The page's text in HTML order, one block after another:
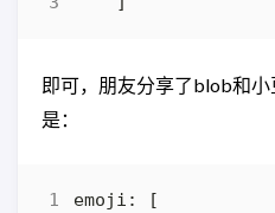
即可，朋友分享了blob和
是：